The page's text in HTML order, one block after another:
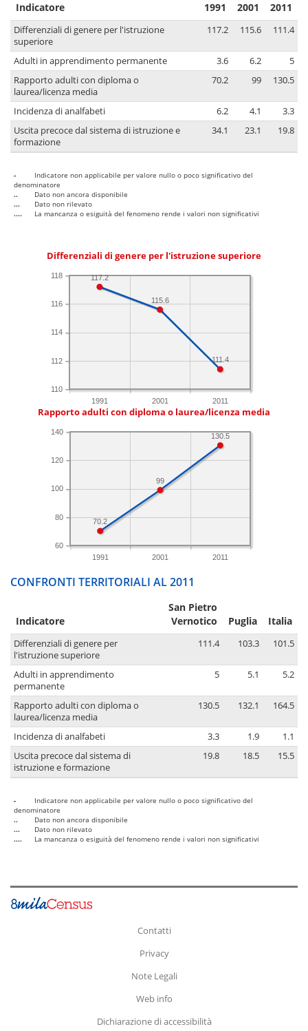
Indicatore 1991 2001 2011
Differenziali di genere per l'istruzione
superiore
117.2 115.6 111.4
Adulti in apprendimento permanente 3.6 6.2
5
Rapporto adulti con diploma o
laurea/licenza media
70.2 99 130.5
Incidenza di analfabeti 6.2 4.1
3.3
Uscita precoce dal sistema di istruzione e
formazione
34.1 23.1 19.8
-
Indicatore non applicabile per valore nullo o poco significativo del
denominatore
..
Dato non ancora disponibile
...
Dato non rilevato
....
La mancanza o esiguità del fenomeno rende i valori non significativi
Differenziali di genere per l'istruzione superiore
1991 2001 2011
110
112
114
116
118
111.4
115.6
117.2
Rapporto adulti con diploma o laurea/licenza media
1991 2001 2011
60
80
100
120
140
130.5
99
70.2
CONFRONTI TERRITORIALI AL 2011
Indicatore
San Pietro
Vernotico
Puglia Italia
Differenziali di genere per
l'istruzione superiore
111.4 103.3 101.5
Adulti in apprendimento
permanente
5 5.1 5.2
Rapporto adulti con diploma o
laurea/licenza media
130.5 132.1 164.5
Incidenza di analfabeti 3.3 1.9
1.1
Uscita precoce dal sistema di
istruzione e formazione
19.8 18.5 15.5
-
Indicatore non applicabile per valore nullo o poco significativo del
denominatore
..
Dato non ancora disponibile
...
Dato non rilevato
....
La mancanza o esiguità del fenomeno rende i valori non significativi
Contatti
Privacy
Note Legali
Web info
Dichiarazione di accessibilità